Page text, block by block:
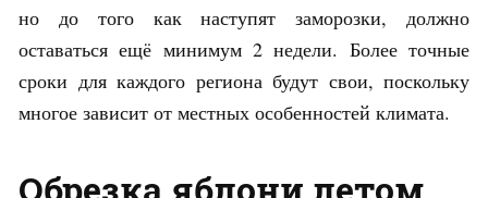
но до того как наступят заморозки, должно
оставаться ещё минимум 2 недели. Более точные
сроки для каждого региона будут свои, поскольку
многое зависит от местных особенностей климата.
Обрезка яблони летом